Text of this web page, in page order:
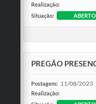
Realização:
Situação:
ABERTO
PREGÃO
Postagem: 11/08/2023
Realização: